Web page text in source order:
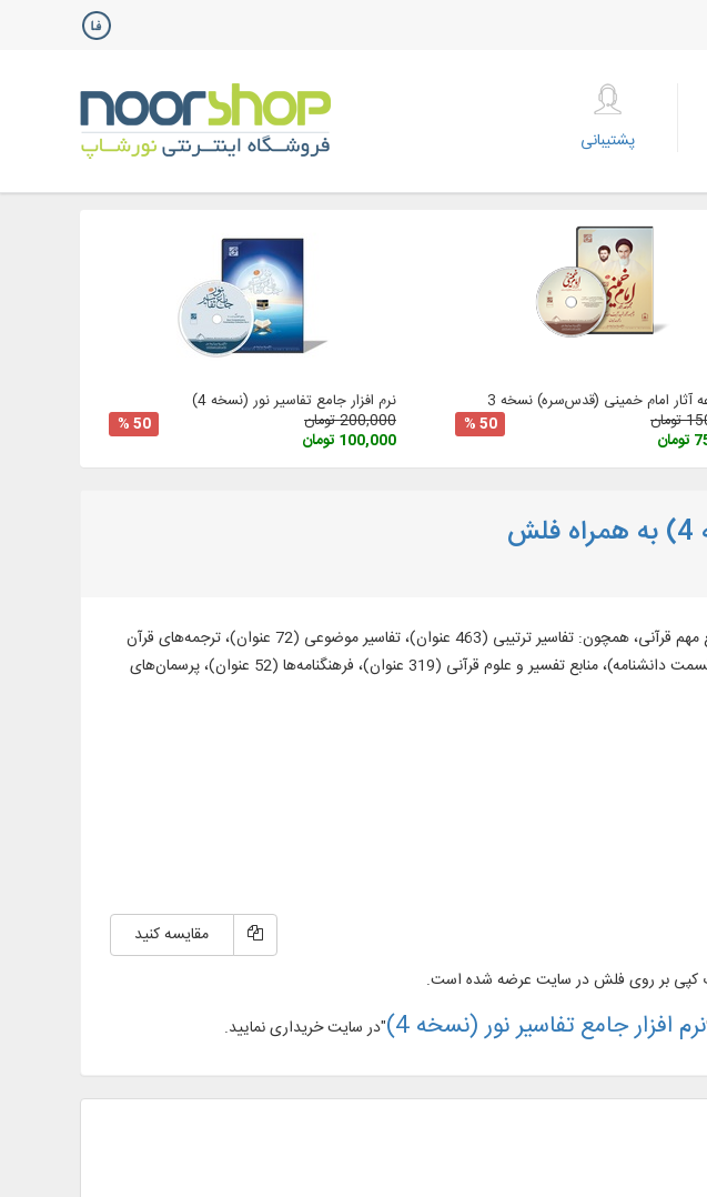
پشتیبانی
آثار امام خمینی (‌قدس‌سره) نسخه 3
50 %
نرم افزار جامع تفاسیر نور (نسخه 4)
200,000 تومان
50 %
100,000 تومان
ارائه متن 903 عنوان کتاب و رساله در 3564 جلد از منابع مهم قرآنی، همچون: تفاسیر ترتیبی (463 عنوان)، تفاسیر موضوعی (72 عنوان)، ترجمه‌های قرآن
(57 عنوان + 23 ترجمه برگرفته + 60 ترجمه خارجی در قسمت دانشنامه)، منابع تفسیر و علوم قرآنی (319 عنوان)، فرهنگنامه‌ها (52 عنوان)، پرسمان‌های
مقایسه کنید
کپی بر روی فلش در سایت عرضه شده است.
نرم افزار جامع تفاسیر نور (نسخه 4) "در سایت خریداری نمایید.